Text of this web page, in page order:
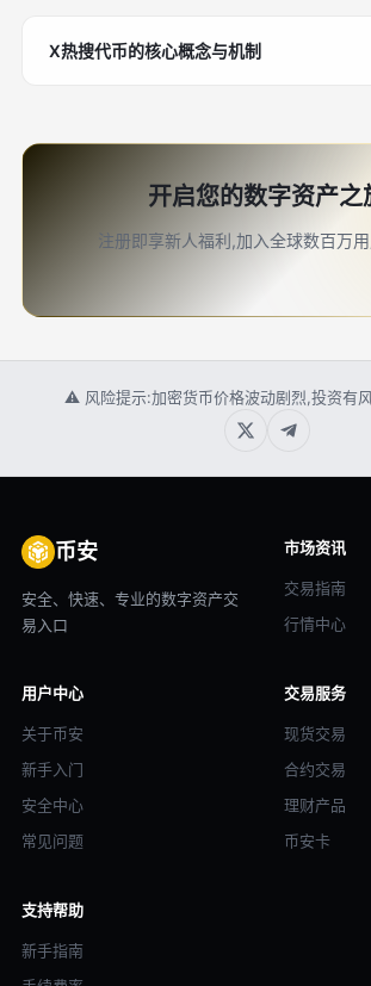
X热搜代币的核心概念与机制
开启您的数字资产之
注册即享新人福利,加入全球数百万
⚠ 风险提示:加密货币价格波动剧烈,投资有
币安
安全、快速、专业的数字资产交
易入口
市场资讯
交易指南
行情中心
用户中心
关于币安
新手入门
安全中心
常见问题
交易服务
现货交易
合约交易
理财产品
币安卡
支持帮助
新手指南